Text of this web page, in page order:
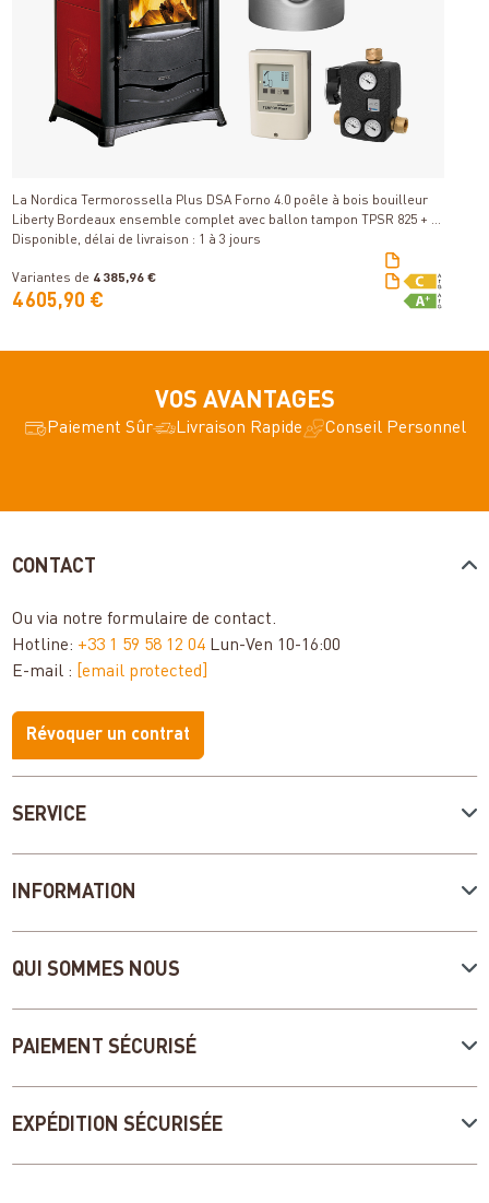
La Nordica Termorossella Plus DSA Forno 4.0 poêle à bois bouilleur
Liberty Bordeaux ensemble complet avec ballon tampon TPSR 825 + 1
SWT
Disponible, délai de livraison : 1 à 3 jours
Variantes de 4 385,96 €
4 605,90 €
VOS AVANTAGES
Paiement Sûr Livraison Rapide Conseil Personnel
SERVICE
INFORMATION
QUI SOMMES NOUS
CONTACT
Ou via notreformulaire de contact.
Hotline: +33 1 59 58 12 04 Lun-Ven 10-16:00
E-mail :
[email protected]
Révoquer un contrat
PAIEMENT SÉCURISÉ
EXPÉDITION SÉCURISÉE